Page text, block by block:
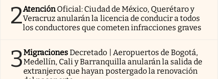
2AtenciónOficial: Ciudad de México, Querétaro y
Veracruz anularán la licencia de conducir a todos
los conductores que cometen infracciones graves
3MigracionesDecretado | Aeropuertos de Bogotá,
Medellín, Cali y Barranquilla anularán la salida de
extranjeros que hayan postergado la renovación